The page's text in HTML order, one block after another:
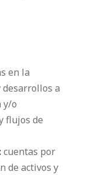
en la
a
y/o
flujos de
cuentas por
de activos y